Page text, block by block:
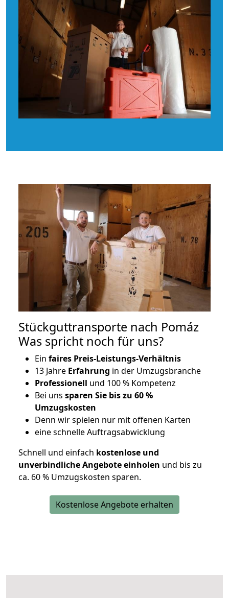
Stückguttransporte nach Pomáz
Was spricht noch für uns?
Ein faires Preis-Leistungs-Verhältnis
13 Jahre Erfahrung in der Umzugsbranche
Professionell und 100 % Kompetenz
Bei uns sparen Sie bis zu 60 %
Umzugskosten
Denn wir spielen nur mit offenen Karten
eine schnelle Auftragsabwicklung
Schnell und einfach kostenlose und
unverbindliche Angebote einholen und bis zu
ca. 60 % Umzugskosten sparen.
Kostenlose Angebote erhalten